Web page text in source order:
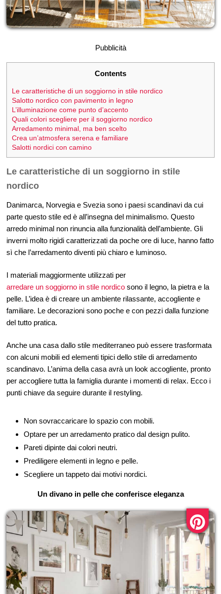
Pubblicità
Contents
Le caratteristiche di un soggiorno in stile nordico
Salotto nordico con pavimento in legno
L’illuminazione come punto d’accento
Quali colori scegliere per il soggiorno nordico
Arredamento minimal, ma ben scelto
Crea un’atmosfera serena e familiare
Salotti nordici con camino
Le caratteristiche di un soggiorno in stile
nordico
Danimarca, Norvegia e Svezia sono i paesi scandinavi da cui
parte questo stile ed è all’insegna del minimalismo. Questo
arredo minimal non rinuncia alla funzionalità dell’ambiente. Gli
inverni molto rigidi caratterizzati da poche ore di luce, hanno fatto
sì che l’arredamento diventi più chiaro e luminoso.
I materiali maggiormente utilizzati per
arredare un soggiorno in stile nordico sono il legno, la pietra e la
pelle. L’idea è di creare un ambiente rilassante, accogliente e
familiare. Le decorazioni sono poche e con pezzi dalla funzione
del tutto pratica.
Anche una casa dallo stile mediterraneo può essere trasformata
con alcuni mobili ed elementi tipici dello stile di arredamento
scandinavo. L’anima della casa avrà un look accogliente, pronto
per accogliere tutta la famiglia durante i momenti di relax. Ecco i
punti chiave da seguire durante il restyling.
Non sovraccaricare lo spazio con mobili.
Optare per un arredamento pratico dal design pulito.
Pareti dipinte dai colori neutri.
Prediligere elementi in legno e pelle.
Scegliere un tappeto dai motivi nordici.
Un divano in pelle che conferisce eleganza